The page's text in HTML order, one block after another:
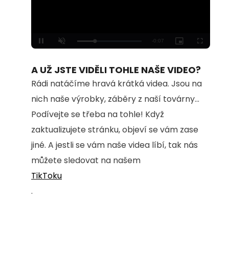
Unmute
100.00%
A UŽ JSTE VIDĚLI TOHLE NAŠE VIDEO?
Rádi natáčíme hravá krátká videa. Jsou na
nich naše výrobky, záběry z naší továrny...
Podívejte se třeba na tohle! Když
zaktualizujete stránku, objeví se vám zase
jiné. A jestli se vám naše videa líbí, tak nás
můžete sledovat na našem
TikToku
.